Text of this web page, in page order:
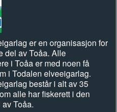
er en organisasjon for
del av Toåa. Alle
i Toåa er med noen få
i Todalen elveeigarlag.
består i alt av 35
alle har fiskerett i den
Toåa.